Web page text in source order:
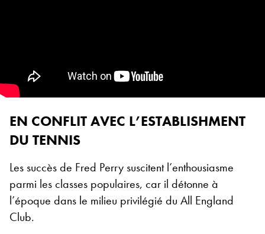
EN CONFLIT AVEC L’ESTABLISHMENT
DU TENNIS
Les succès de Fred Perry suscitent l’enthousiasme
parmi les classes populaires, car il détonne à
l’époque dans le milieu privilégié du All England
Club.